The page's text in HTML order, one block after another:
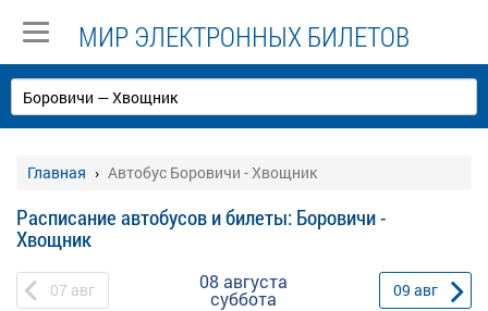
МИР ЭЛЕКТРОННЫХ БИЛЕТОВ
Главная Автобус Боровичи - Хвощник
Расписание автобусов и билеты: Боровичи -
Хвощник
07 авг 08 августа
суббота 09 авг